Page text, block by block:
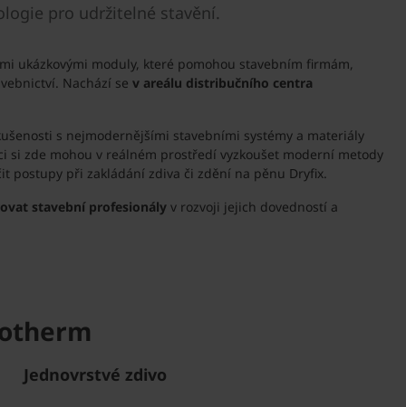
pro udržitelné stavění.
ukázkovými moduly, které pomohou stavebním firmám,
Nachází se v areálu distribučního centra
s nejmodernějšími stavebními systémy a materiály
si zde mohou v reálném prostředí vyzkoušet moderní metody
postupy při zakládání zdiva či zdění na pěnu Dryfix.
stavební profesionályv rozvoji jejich dovedností a
Jednovrstvé zdivo